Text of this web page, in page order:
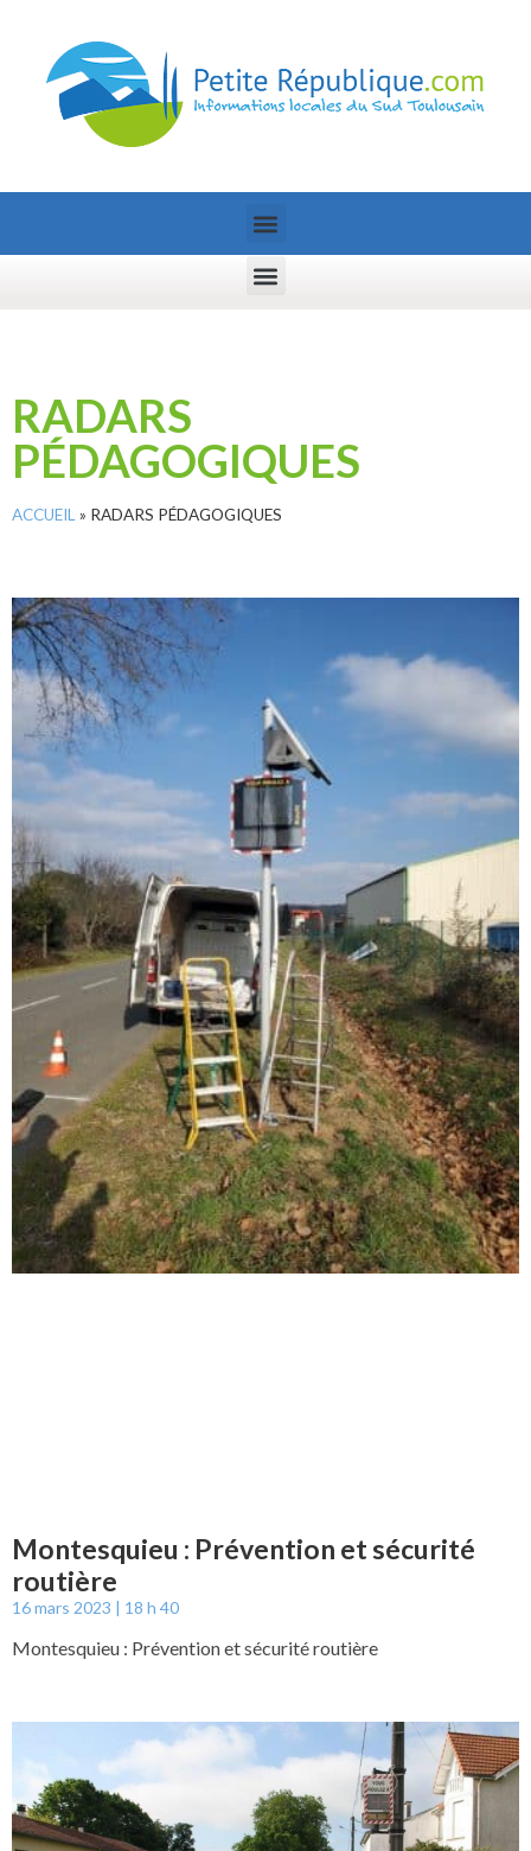
RADARS
PÉDAGOGIQUES
ACCUEIL » RADARS PÉDAGOGIQUES
Montesquieu : Prévention et sécurité
routière
16 mars 2023 18 h 40
Montesquieu : Prévention et sécurité routière